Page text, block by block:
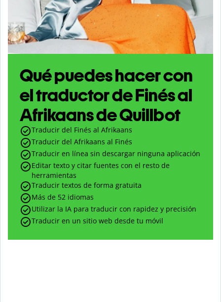
Qué puedes hacer con
el traductor de Finés al
Afrikaans de Quillbot
Traducir del Finés al Afrikaans
Traducir del Afrikaans al Finés
Traducir en línea sin descargar ninguna aplicación
Editar texto y citar fuentes con el resto de
herramientas
Traducir textos de forma gratuita
Más de 52 idiomas
Utilizar la IA para traducir con rapidez y precisión
Traducir en un sitio web desde tu móvil